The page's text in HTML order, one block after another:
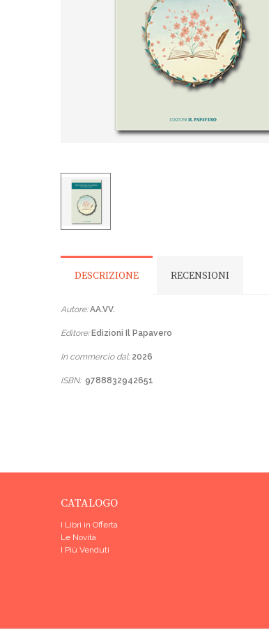
DESCRIZIONE RECENSIONI
Autore:AA.VV.
Editore: Edizioni Il Papavero
In commercio dal:2026
ISBN: 9788832942651
CATALOGO
I Libri in Offerta
Le Novità
I Più Venduti